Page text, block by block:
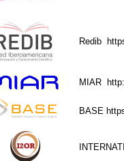
Redib
MIAR
BASE